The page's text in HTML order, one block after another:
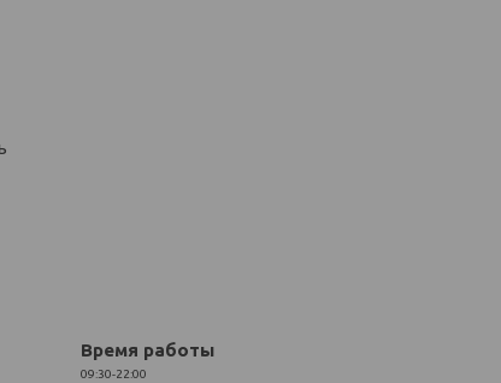
Время работы
09:30-22:00